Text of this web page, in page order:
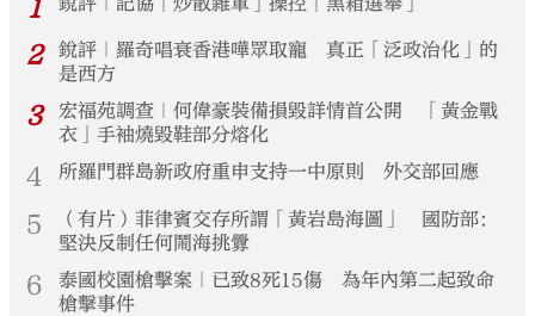
1
2
銳評｜羅奇唱衰香港嘩眾取寵 真正「泛政治化」的
是西方
3
宏福苑調查｜何偉豪裝備損毀詳情首公開 「黃金戰
衣」手袖燒毀鞋部分熔化
4 所羅門群島新政府重申支持一中原則 外交部回應
5
（有片）菲律賓交存所謂「黃岩島海圖」 國防部：
堅決反制任何鬧海挑釁
6
泰國校園槍擊案｜已致8死15傷 為年內第二起致命
槍擊事件